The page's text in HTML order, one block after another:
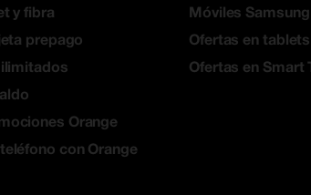
y fibra
prepago
Orange
con Orange
Móviles Samsung
Ofertas en tablets
Ofertas en Smart